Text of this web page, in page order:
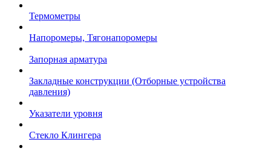
Термометры
Напоромеры, Тягонапоромеры
Запорная арматура
Закладные конструкции (Отборные устройства
давления)
Указатели уровня
Стекло Клингера